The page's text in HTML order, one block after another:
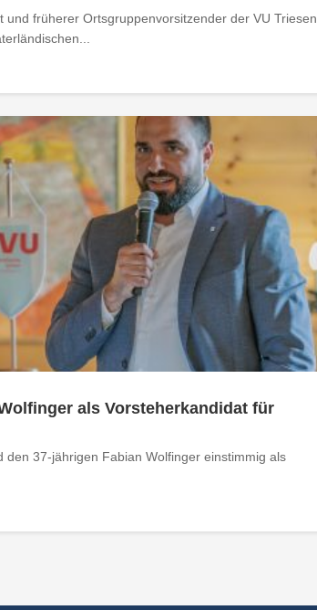
und früherer Ortsgruppenvorsitzender der VU Triesen,
als Vorsteherkandidat für
den 37-jährigen Fabian Wolfinger einstimmig als